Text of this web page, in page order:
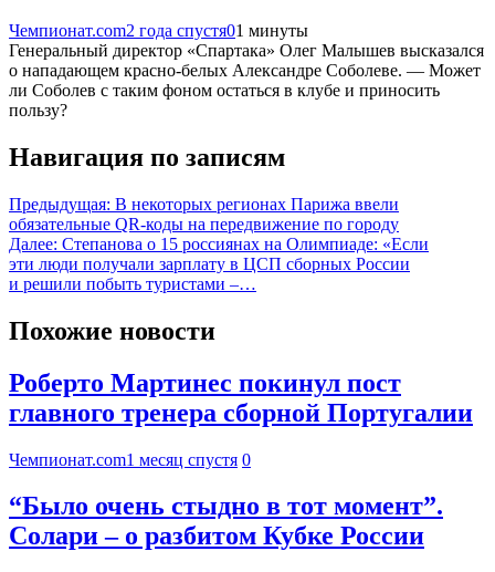
Чемпионат.com2 года спустя01 минуты
Генеральный директор «Спартака» Олег Малышев высказался
о нападающем красно-белых Александре Соболеве. — Может
ли Соболев с таким фоном остаться в клубе и приносить
пользу?
Навигация по записям
Предыдущая: В некоторых регионах Парижа ввели
обязательные QR-коды на передвижение по городу
Далее: Степанова о 15 россиянах на Олимпиаде: «Если
эти люди получали зарплату в ЦСП сборных России
и решили побыть туристами –…
Похожие новости
Роберто Мартинес покинул пост
главного тренера сборной Португалии
Чемпионат.com1 месяц спустя 0
“Было очень стыдно в тот момент”.
Солари – о разбитом Кубке России